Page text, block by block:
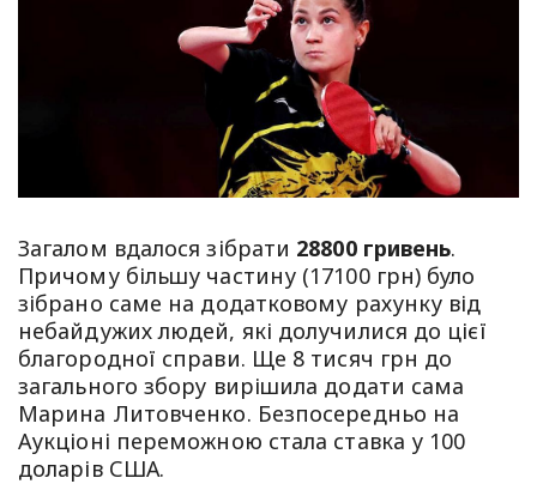
Загалом вдалося зібрати 28800 гривень.
Причому більшу частину (17100 грн) було
зібрано саме на додатковому рахунку від
небайдужих людей, які долучилися до цієї
благородної справи. Ще 8 тисяч грн до
загального збору вирішила додати сама
Марина Литовченко. Безпосередньо на
Аукціоні переможною стала ставка у 100
доларів США.